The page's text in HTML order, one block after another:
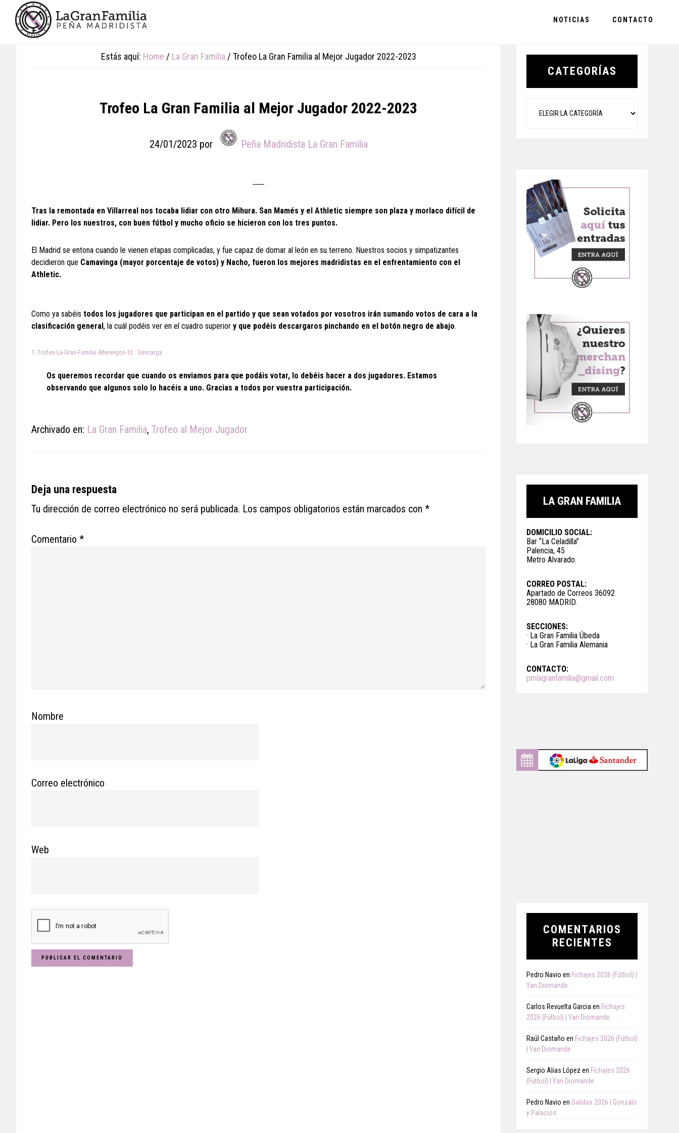
primary
footer
NOTICIAS CONTACTO
Estás aquí: Home / La Gran Familia / Trofeo La Gran Familia al Mejor Jugador 2022-2023
Trofeo La Gran Familia al Mejor Jugador 2022-2023
24/01/2023 por Peña Madridista La Gran Familia
Tras la remontada en Villarreal nos tocaba lidiar con otro Mihura. San Mamés y el Athletic siempre son plaza y morlaco difícil de
lidiar. Pero los nuestros, con buen fútbol y mucho oficio se hicieron con los tres puntos.
El Madrid se entona cuando le vienen etapas complicadas, y fue capaz de domar al león en su terreno. Nuestros socios y simpatizantes
decidieron que Camavinga (mayor porcentaje de votos) y Nacho, fueron los mejores madridistas en el enfrentamiento con el
Athletic.
Como ya sabéis todos los jugadores que participan en el partido y que sean votados por vosotros irán sumando votos de cara a la
clasificación general, la cuál podéis ver en el cuadro superior y que podéis descargaros pinchando en el botón negro de abajo.
1.-Trofeo-La-Gran-Familia.-Merengon-12 Descarga
Os queremos recordar que cuando os enviamos para que podáis votar, lo debéis hacer a dos jugadores. Estamos
observando que algunos solo lo hacéis a uno. Gracias a todos por vuestra participación.
Archivado en: La Gran Familia, Trofeo al Mejor Jugador
Reader
Interactions
Deja una respuesta
Tu dirección de correo electrónico no será publicada. Los campos obligatorios están marcados con *
Comentario *
Nombre
Correo electrónico
Web
Primary
CATEGORÍAS
LA GRAN FAMILIA
DOMICILIO SOCIAL:
Bar “La Celadilla”
Palencia, 45
Metro Alvarado.
CORREO POSTAL:
Apartado de Correos 36092
28080 MADRID.
SECCIONES:
· La Gran Familia Úbeda
· La Gran Familia Alemania
CONTACTO:
pmlagranfamilia@gmail.com
COMENTARIOS
RECIENTES
Pedro Navio en Fichajes 2026 (Fútbol) |
Yan Diomande
Carlos Revuelta Garciaen Fichajes
2026 (Fútbol) | Yan Diomande
Raúl Castaño en Fichajes 2026 (Fútbol)
| Yan Diomande
Sergio Alias López en Fichajes 2026
(Fútbol) | Yan Diomande
Pedro Navio en Salidas 2026 | Gonzalo
y Palacios